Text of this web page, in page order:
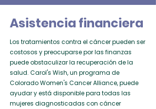
Asistencia financiera
Los tratamientos contra el cáncer pueden ser
costosos y preocuparse por las finanzas
puede obstaculizar la recuperación de la
salud. Carol's Wish, un programa de
Colorado Women's Cancer Alliance, puede
ayudar y está disponible para todas las
mujeres diagnosticadas con cáncer